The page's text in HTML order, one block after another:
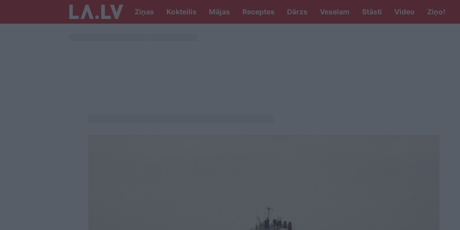
Ziņas Kokteilis Mājas Receptes Dārzs Veselam Stāsti Video Ziņo!